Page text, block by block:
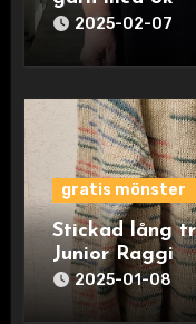
2025-02-07
gratis mönster
Stickad lång
Junior Raggi
2025-01-08